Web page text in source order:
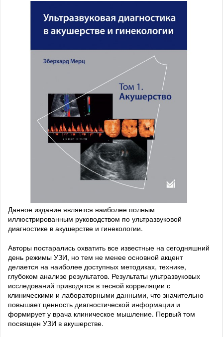
Данное издание является наиболее полным
иллюстрированным руководством по ультразвуковой
диагностике в акушерстве и гинекологии.
Авторы постарались охватить все известные на сегодняшний
день режимы УЗИ, но тем не менее основной акцент
делается на наиболее доступных методиках, технике,
глубоком анализе результатов. Результаты ультразвуковых
исследований приводятся в тесной корреляции с
клиническими и лабораторными данными, что значительно
повышает ценность диагностической информации и
формирует у врача клиническое мышление. Первый том
посвящен УЗИ в акушерстве.